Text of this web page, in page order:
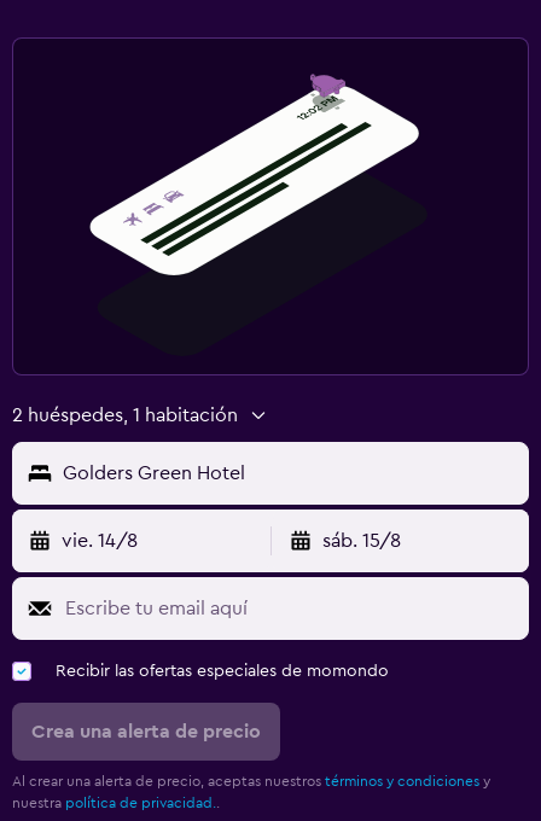
2 huéspedes, 1 habitación
Golders Green Hotel
vie. 14/8 sáb. 15/8
Recibir las ofertas especiales de momondo
Crea una alerta de precio
Al crear una alerta de precio, aceptas nuestros términos y condiciones y
nuestra política de privacidad.